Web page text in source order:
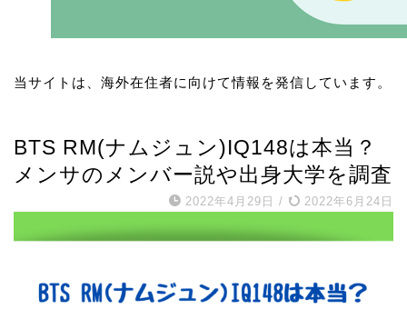
当サイトは、海外在住者に向けて情報を発信しています。
BTS RM(ナムジュン)IQ148は本当？
メンサのメンバー説や出身大学を調査
2022年4月29日 / 2022年6月24日